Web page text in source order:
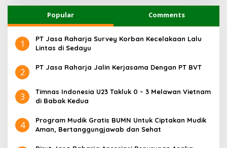
Popular Comments
1
PT Jasa Raharja Survey Korban Kecelakaan Lalu
Lintas di Sedayu
2 PT Jasa Raharja Jalin Kerjasama Dengan PT BVT
3
Timnas Indonesia U23 Takluk 0 – 3 Melawan Vietnam
di Babak Kedua
4
Program Mudik Gratis BUMN Untuk Ciptakan Mudik
Aman, Bertanggungjawab dan Sehat